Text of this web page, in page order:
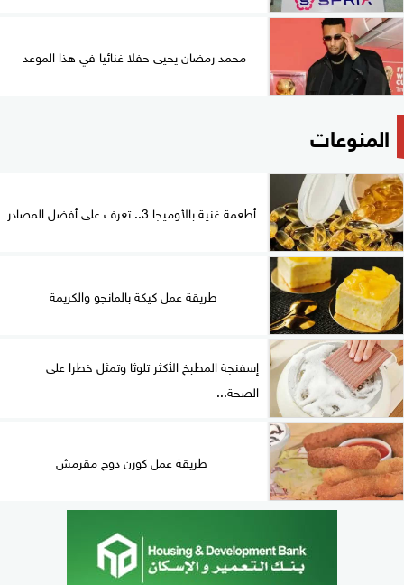
محمد رمضان يحيى حفلا غنائيا في هذا الموعد
المنوعات
أطعمة غنية بالأوميجا 3.. تعرف على أفضل المصادر
طريقة عمل كيكة بالمانجو والكريمة
إسفنجة المطبخ الأكثر تلوثا وتمثل خطرا على
الصحة...
طريقة عمل كورن دوج مقرمش